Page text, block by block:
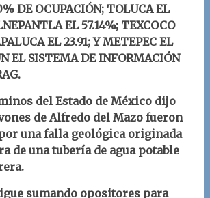
DE OCUPACIÓN; TOLUCA EL
EL 57.14%; TEXCOCO
EL 23.91; Y METEPEC EL
EL SISTEMA DE INFORMACIÓN
del Estado de México dijo
de Alfredo del Mazo fueron
una falla geológica originada
de una tubería de agua potable
sumando opositores para